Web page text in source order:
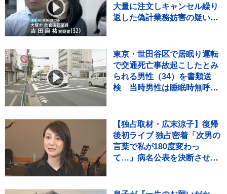
大量に注文しキャンセル繰り
返した偽計業務妨害の疑いで
東京・世田谷区で居眠り運転
で交通死亡事故起こしたとみ
られる男性（34）を書類送
検 当時男性は睡眠時無呼吸
【独占取材・広末涼子】復帰
後初ライブ 独占密着「次男の
言葉で私が180度変わっ
て…」病名公表を決断させ